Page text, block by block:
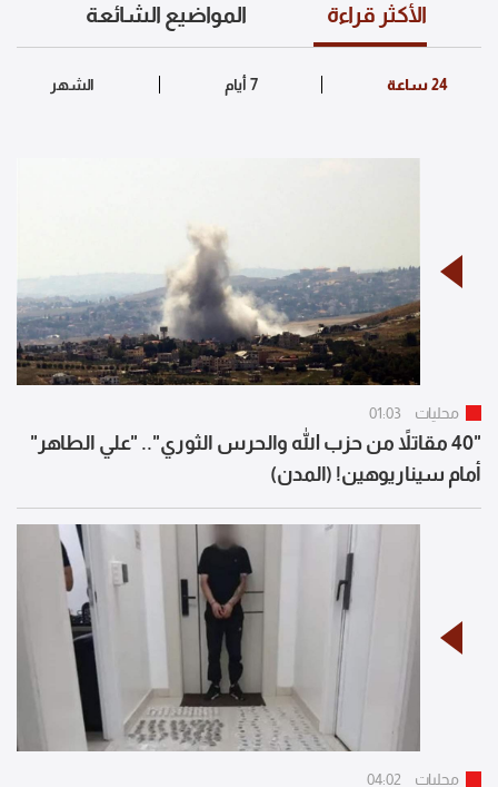
الأكثر قراءة المواضيع الشائعة
محليات 01:03
"40 مقاتلاً من حزب الله والحرس الثوري".. "علي الطاهر"
أمام سيناريوهين! (المدن)
محليات 04:02